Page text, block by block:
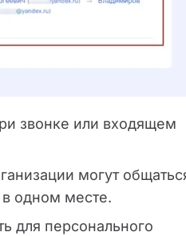
звонке или входящем
могут
одном месте.
для персонального